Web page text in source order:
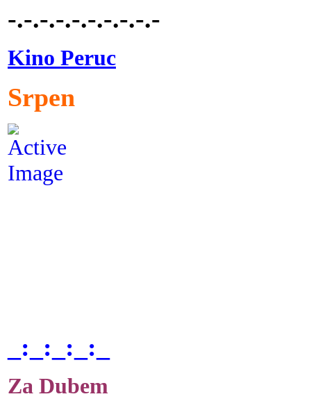
-.-.-.-.-.-.-.-.-.-
Kino Peruc
Srpen
_:_:_:_:_
Za Dubem